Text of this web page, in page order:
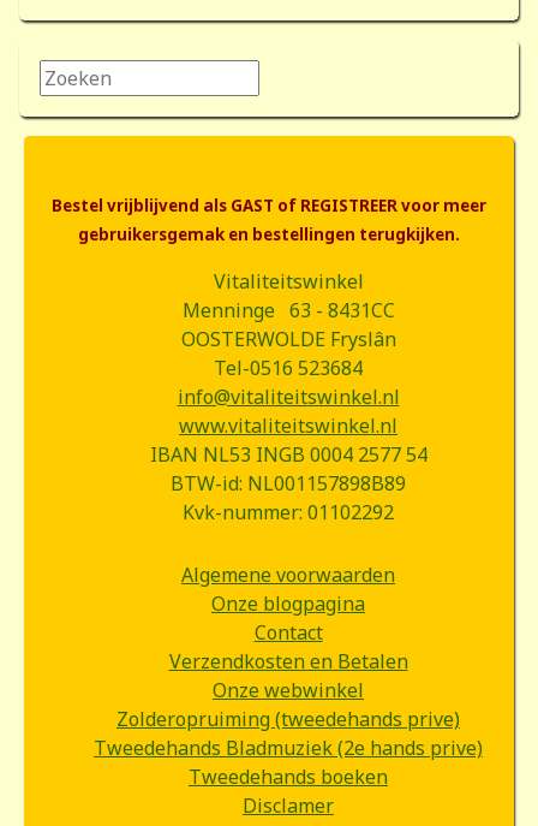
Zoeken...
Bestel vrijblijvend als GAST of REGISTREER voor meer
gebruikersgemak en bestellingen terugkijken.
Vitaliteitswinkel
Menninge 63 - 8431CC
OOSTERWOLDE Fryslân
Tel-0516 523684
info@vitaliteitswinkel.nl
www.vitaliteitswinkel.nl
IBAN NL53 INGB 0004 2577 54
BTW-id: NL001157898B89
Kvk-nummer: 01102292
Algemene voorwaarden
Onze blogpagina
Contact
Verzendkosten en Betalen
Onze webwinkel
Zolderopruiming (tweedehands prive)
Tweedehands Bladmuziek (2e hands prive)
Tweedehands boeken
Disclamer